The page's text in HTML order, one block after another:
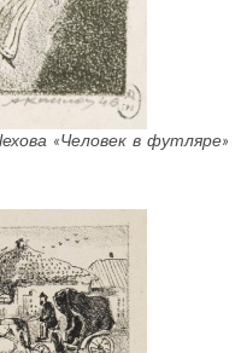
«Человек в футляре»